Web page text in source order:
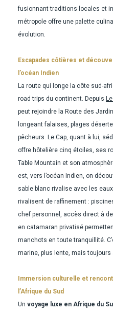
fusionnant traditions locales et
métropole offre une palette
évolution.
Escapades côtières et
l’océan Indien
La route qui longe la côte sud-
road trips du continent. Depuis
peut rejoindre la Route des
longeant falaises, plages
pêcheurs. Le Cap, quant à lui,
offre hôtelière cinq étoiles, ses
Table Mountain et son
est, vers l’océan Indien, on
sable blanc rivalise avec les
rivalisent de raffinement :
chef personnel, accès direct à
en catamaran privatisé
manchots en toute tranquillité.
marine, plus lente, mais toujours
Immersion culturelle et
l’Afrique du Sud
Un voyage luxe en Afrique du